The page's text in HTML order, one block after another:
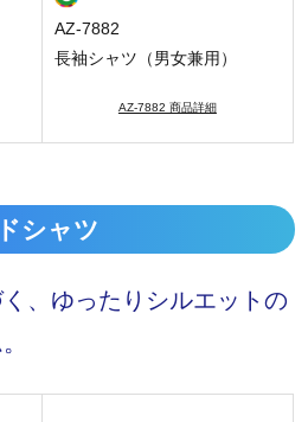
AZ-7882
長袖シャツ（男女兼用）
AZ-7882 商品詳細
シャツ
、ゆったりシルエットの